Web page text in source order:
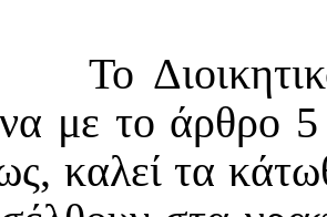
με το άρθρο 5
καλεί τα